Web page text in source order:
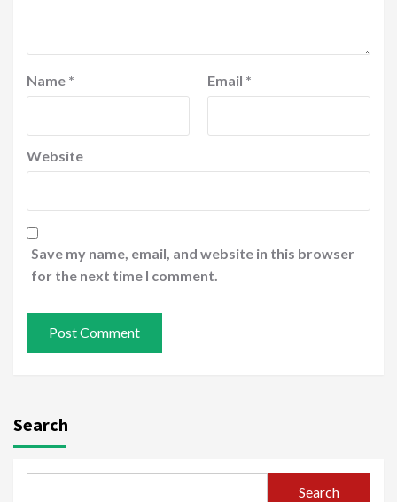
Name * Email *
Website
Save my name, email, and website in this browser
for the next time I comment.
Search
Search